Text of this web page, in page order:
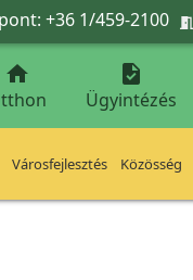
+36 1/459-2100 
 
Ügyintézés
Városfejlesztés Közösség